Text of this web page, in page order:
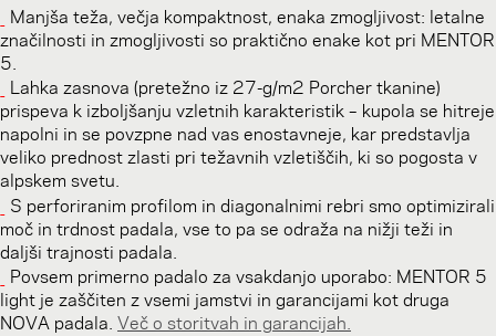
Manjša teža, večja kompaktnost, enaka zmogljivost: letalne
značilnosti in zmogljivosti so praktično enake kot pri MENTOR
5.
Lahka zasnova (pretežno iz 27-g/m2 Porcher tkanine)
prispeva k izboljšanju vzletnih karakteristik – kupola se hitreje
napolni in se povzpne nad vas enostavneje, kar predstavlja
veliko prednost zlasti pri težavnih vzletiščih, ki so pogosta v
alpskem svetu.
S perforiranim profilom in diagonalnimi rebri smo optimizirali
moč in trdnost padala, vse to pa se odraža na nižji teži in
daljši trajnosti padala.
Povsem primerno padalo za vsakdanjo uporabo: MENTOR 5
light je zaščiten z vsemi jamstvi in garancijami kot druga
NOVA padala. Več o storitvah in garancijah.